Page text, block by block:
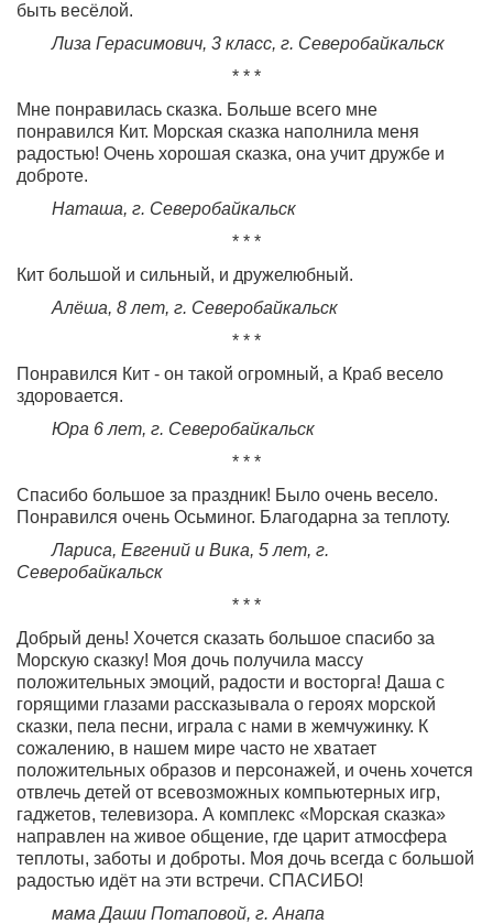
быть весёлой.
Лиза Герасимович, 3 класс, г. Северобайкальск
* * *
Мне понравилась сказка. Больше всего мне
понравился Кит. Морская сказка наполнила меня
радостью! Очень хорошая сказка, она учит дружбе и
доброте.
Наташа, г. Северобайкальск
* * *
Кит большой и сильный, и дружелюбный.
Алёша, 8 лет, г. Северобайкальск
* * *
Понравился Кит - он такой огромный, а Краб весело
здоровается.
Юра 6 лет, г. Северобайкальск
* * *
Спасибо большое за праздник! Было очень весело.
Понравился очень Осьминог. Благодарна за теплоту.
Лариса, Евгений и Вика, 5 лет, г.
Северобайкальск
* * *
Добрый день! Хочется сказать большое спасибо за
Морскую сказку! Моя дочь получила массу
положительных эмоций, радости и восторга! Даша с
горящими глазами рассказывала о героях морской
сказки, пела песни, играла с нами в жемчужинку. К
сожалению, в нашем мире часто не хватает
положительных образов и персонажей, и очень хочется
отвлечь детей от всевозможных компьютерных игр,
гаджетов, телевизора. А комплекс «Морская сказка»
направлен на живое общение, где царит атмосфера
теплоты, заботы и доброты. Моя дочь всегда с большой
радостью идёт на эти встречи. СПАСИБО!
мама Даши Потаповой, г. Анапа